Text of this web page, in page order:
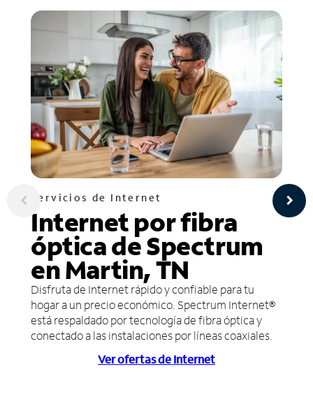
Servicios de Internet
Internet por fibra
óptica de Spectrum
en Martin, TN
Disfruta de Internet rápido y confiable para tu
hogar a un precio económico. Spectrum Internet®
está respaldado por tecnología de fibra óptica y
conectado a las instalaciones por líneas coaxiales.
Ver ofertas de Internet